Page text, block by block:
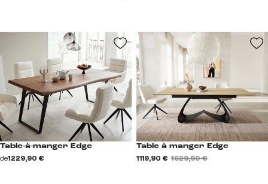
Table-à-manger Edge
de1 229,90 €
Table à manger Edge
1 119,90 € 1 629,90 €